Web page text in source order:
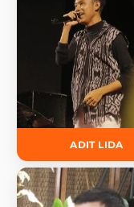
ADIT LIDA